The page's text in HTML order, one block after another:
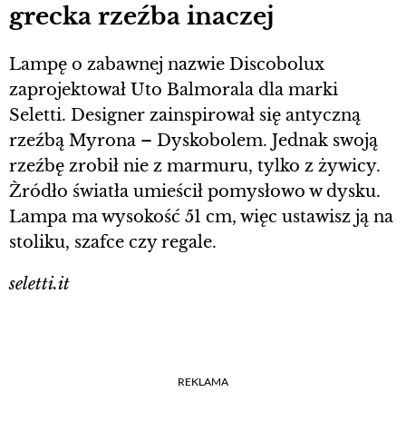
grecka rzeźba inaczej
Lampę o zabawnej nazwie Discobolux
zaprojektował Uto Balmorala dla marki
Seletti. Designer zainspirował się antyczną
rzeźbą Myrona – Dyskobolem. Jednak swoją
rzeźbę zrobił nie z marmuru, tylko z żywicy.
Źródło światła umieścił pomysłowo w dysku.
Lampa ma wysokość 51 cm, więc ustawisz ją na
stoliku, szafce czy regale.
seletti.it
REKLAMA